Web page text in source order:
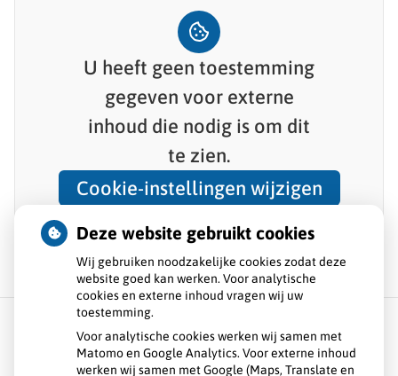
U heeft geen toestemming
gegeven voor externe
inhoud die nodig is om dit
te zien.
Cookie-instellingen wijzigen
Over GHC
Deze website gebruikt cookies
Wij gebruiken noodzakelijke cookies zodat deze
website goed kan werken. Voor analytische
cookies en externe inhoud vragen wij uw
toestemming.
Voor analytische cookies werken wij samen met
Matomo en Google Analytics. Voor externe inhoud
werken wij samen met Google (Maps, Translate en